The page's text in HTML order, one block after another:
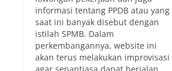
informasi tentang PPDB atau yang
saat ini banyak disebut dengan
istilah SPMB. Dalam
perkembangannya, website ini
akan terus melakukan improvisasi